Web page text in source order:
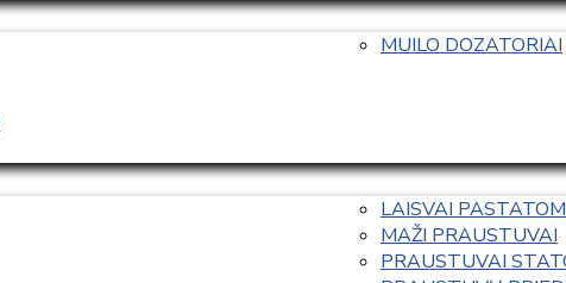
MUILO DOZATORIAI
LAISVAI
MAŽI PRAUSTUVAI
PRAUSTUVAI